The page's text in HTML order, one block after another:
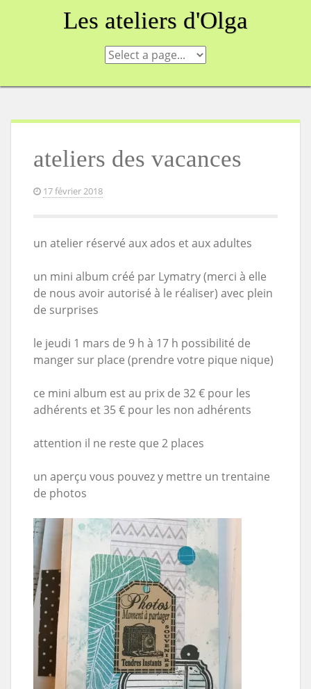
Les ateliers d'Olga
ateliers des vacances
17 février 2018
un atelier réservé aux ados et aux adultes
un mini album créé par Lymatry (merci à elle
de nous avoir autorisé à le réaliser) avec plein
de surprises
le jeudi 1 mars de 9 h à 17 h possibilité de
manger sur place (prendre votre pique nique)
ce mini album est au prix de 32 € pour les
adhérents et 35 € pour les non adhérents
attention il ne reste que 2 places
un aperçu vous pouvez y mettre un trentaine
de photos